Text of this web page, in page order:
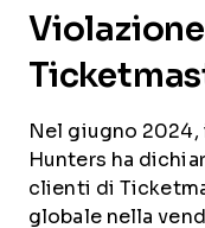
Nel giugno 2024,
Hunters ha
clienti di
globale nella